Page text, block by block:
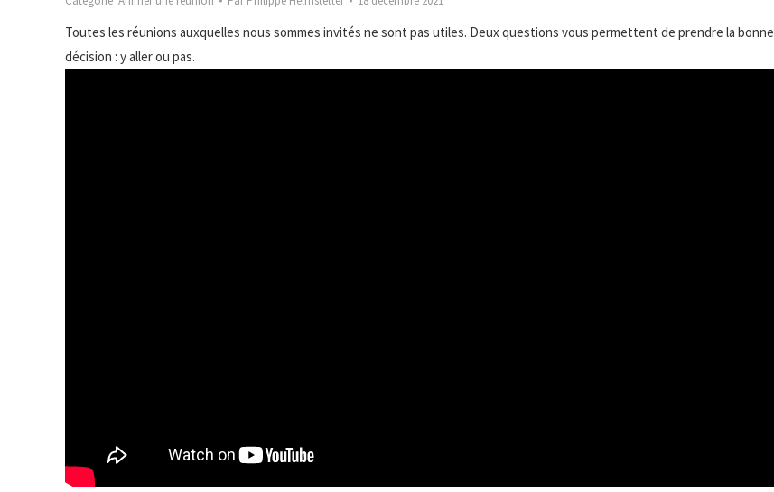
Toutes les réunions auxquelles nous sommes invités ne sont pas utiles. Deux questions vous permettent de prendre la bonne
décision : y aller ou pas.